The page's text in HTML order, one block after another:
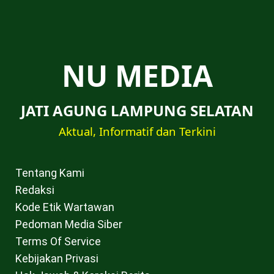
NU MEDIA
JATI AGUNG LAMPUNG SELATAN
Aktual, Informatif dan Terkini
Tentang Kami
Redaksi
Kode Etik Wartawan
Pedoman Media Siber
Terms Of Service
Kebijakan Privasi